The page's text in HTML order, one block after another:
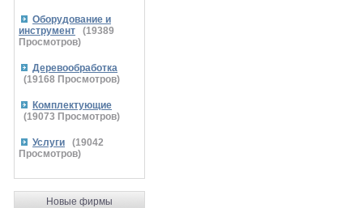
Оборудование и
инструмент
(19389
Просмотров)
Деревообработка
(19168 Просмотров)
Комплектующие
(19073 Просмотров)
Услуги (19042
Просмотров)
Новые фирмы